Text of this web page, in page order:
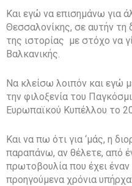
Και εγώ να επισημάνω για
Θεσσαλονίκης, σε αυτήν τη
της ιστορίας με στόχο να
Βαλκανικής.
Να κλείσω λοιπόν και εγώ
την φιλοξενία του
Ευρωπαϊκού Κυπέλλου το
Και να πω ότι για ‘μάς, η
παραπάνω, αν θέλετε, από
πρωτοβουλία που έχει
προηγούμενα χρόνια